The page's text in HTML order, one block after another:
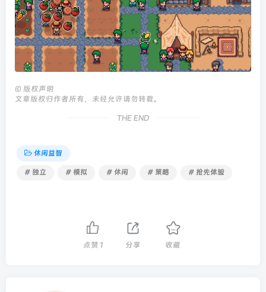
© 版权声明
文章版权归作者所有，未经允许请勿转载。
THE END
休闲益智
# 独立 # 模拟 # 休闲 # 策略 # 抢先体验
点赞 1 分享 收藏